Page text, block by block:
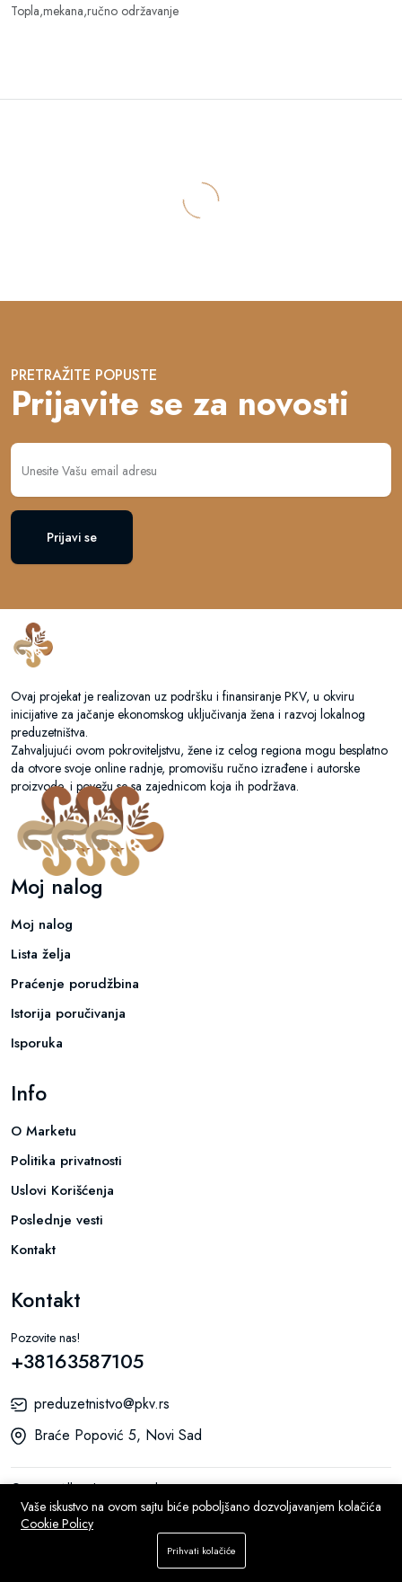
Lista želja
Topla,mekana,ručno održavanje
PRETRAŽITE POPUSTE
Prijavite se za novosti
Prijavi se
Ovaj projekat je realizovan uz podršku i finansiranje PKV, u okviru
inicijative za jačanje ekonomskog uključivanja žena i razvoj lokalnog
preduzetništva.
Zahvaljujući ovom pokroviteljstvu, žene iz celog regiona mogu besplatno
da otvore svoje online radnje, promovišu ručno izrađene i autorske
proizvode, i povežu se sa zajednicom koja ih podržava.
Moj nalog
Moj nalog
Lista želja
Praćenje porudžbina
Istorija poručivanja
Isporuka
Info
O Marketu
Politika privatnosti
Uslovi Korišćenja
Poslednje vesti
Kontakt
Kontakt
Pozovite nas!
+38163587105
preduzetnistvo@pkv.rs
Braće Popović 5, Novi Sad
© 2026 All Rights Reserved.
Vaše iskustvo na ovom sajtu biće poboljšano dozvoljavanjem kolačića
Cookie Policy
Prihvati kolačiće